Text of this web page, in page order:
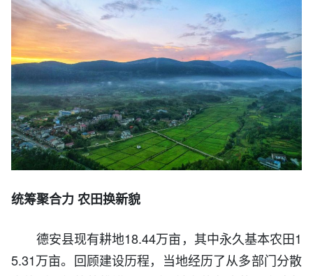
统筹聚合力 农田换新貌
德安县现有耕地18.44万亩，其中永久基本农田1
5.31万亩。回顾建设历程，当地经历了从多部门分散